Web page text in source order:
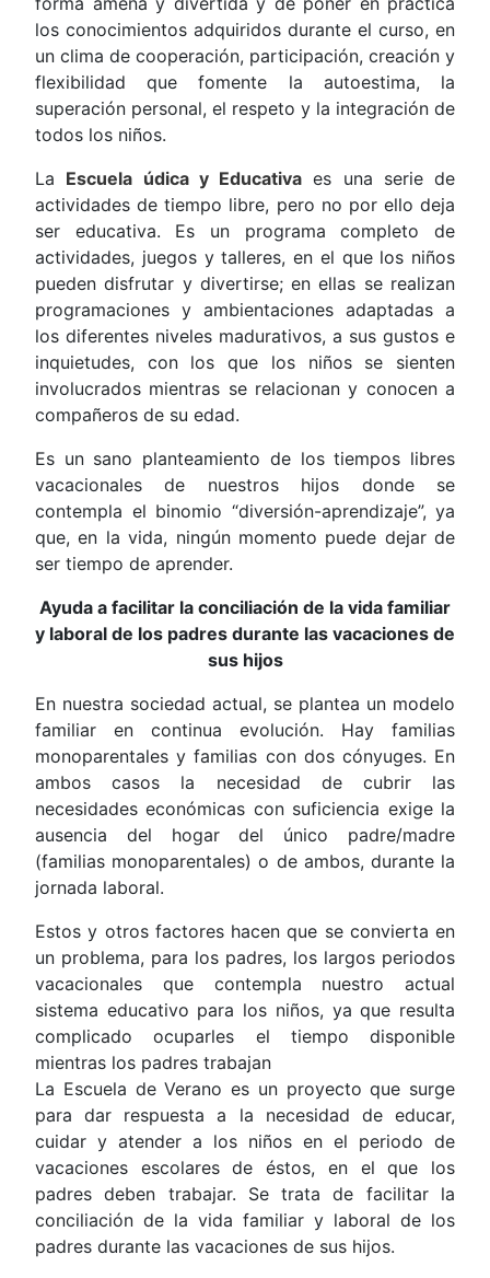
los conocimientos adquiridos durante el curso, en
un clima de cooperación, participación, creación y
flexibilidad que fomente la autoestima, la
superación personal, el respeto y la integración de
todos los niños.
La Escuela údica y Educativa es una serie de
actividades de tiempo libre, pero no por ello deja
ser educativa. Es un programa completo de
actividades, juegos y talleres, en el que los niños
pueden disfrutar y divertirse; en ellas se realizan
programaciones y ambientaciones adaptadas a
los diferentes niveles madurativos, a sus gustos e
inquietudes, con los que los niños se sienten
involucrados mientras se relacionan y conocen a
compañeros de su edad.
Es un sano planteamiento de los tiempos libres
vacacionales de nuestros hijos donde se
contempla el binomio “diversión-aprendizaje”, ya
que, en la vida, ningún momento puede dejar de
ser tiempo de aprender.
Ayuda a facilitar la conciliación de la vida familiar
y laboral de los padres durante las vacaciones de
sus hijos
En nuestra sociedad actual, se plantea un modelo
familiar en continua evolución. Hay familias
monoparentales y familias con dos cónyuges. En
ambos casos la necesidad de cubrir las
necesidades económicas con suficiencia exige la
ausencia del hogar del único padre/madre
(familias monoparentales) o de ambos, durante la
jornada laboral.
Estos y otros factores hacen que se convierta en
un problema, para los padres, los largos periodos
vacacionales que contempla nuestro actual
sistema educativo para los niños, ya que resulta
complicado ocuparles el tiempo disponible
mientras los padres trabajan
La Escuela de Verano es un proyecto que surge
para dar respuesta a la necesidad de educar,
cuidar y atender a los niños en el periodo de
vacaciones escolares de éstos, en el que los
padres deben trabajar. Se trata de facilitar la
conciliación de la vida familiar y laboral de los
padres durante las vacaciones de sus hijos.